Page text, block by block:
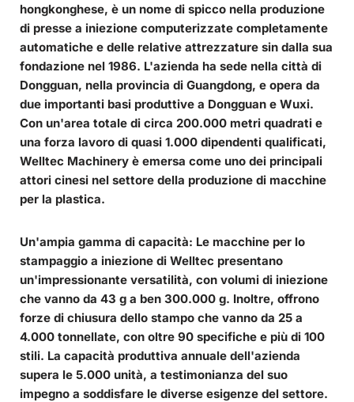
hongkonghese, è un nome di spicco nella produzione
di presse a iniezione computerizzate completamente
automatiche e delle relative attrezzature sin dalla sua
fondazione nel 1986. L'azienda ha sede nella città di
Dongguan, nella provincia di Guangdong, e opera da
due importanti basi produttive a Dongguan e Wuxi.
Con un'area totale di circa 200.000 metri quadrati e
una forza lavoro di quasi 1.000 dipendenti qualificati,
Welltec Machinery è emersa come uno dei principali
attori cinesi nel settore della produzione di macchine
per la plastica.
Un'ampia gamma di capacità: Le macchine per lo
stampaggio a iniezione di Welltec presentano
un'impressionante versatilità, con volumi di iniezione
che vanno da 43 g a ben 300.000 g. Inoltre, offrono
forze di chiusura dello stampo che vanno da 25 a
4.000 tonnellate, con oltre 90 specifiche e più di 100
stili. La capacità produttiva annuale dell'azienda
supera le 5.000 unità, a testimonianza del suo
impegno a soddisfare le diverse esigenze del settore.